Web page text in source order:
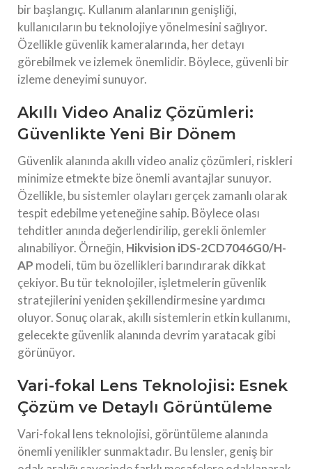
bir başlangıç. Kullanım alanlarının genişliği,
kullanıcıların bu teknolojiye yönelmesini sağlıyor.
Özellikle güvenlik kameralarında, her detayı
görebilmek ve izlemek önemlidir. Böylece, güvenli bir
izleme deneyimi sunuyor.
Akıllı Video Analiz Çözümleri:
Güvenlikte Yeni Bir Dönem
Güvenlik alanında akıllı video analiz çözümleri, riskleri
minimize etmekte bize önemli avantajlar sunuyor.
Özellikle, bu sistemler olayları gerçek zamanlı olarak
tespit edebilme yeteneğine sahip. Böylece olası
tehditler anında değerlendirilip, gerekli önlemler
alınabiliyor. Örneğin, Hikvision iDS-2CD7046G0/H-
AP modeli, tüm bu özellikleri barındırarak dikkat
çekiyor. Bu tür teknolojiler, işletmelerin güvenlik
stratejilerini yeniden şekillendirmesine yardımcı
oluyor. Sonuç olarak, akıllı sistemlerin etkin kullanımı,
gelecekte güvenlik alanında devrim yaratacak gibi
görünüyor.
Vari-fokal Lens Teknolojisi: Esnek
Çözüm ve Detaylı Görüntüleme
Vari-fokal lens teknolojisi, görüntüleme alanında
önemli yenilikler sunmaktadır. Bu lensler, geniş bir